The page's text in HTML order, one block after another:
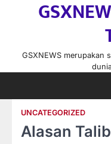
GSXNEWS merupakan
UNCATEGORIZED
Alasan